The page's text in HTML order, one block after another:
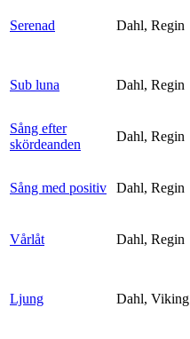
Serenad Dahl, Regin
Sub luna Dahl, Regin
Sång efter
skördeanden
Dahl, Regin
Sång med positiv Dahl, Regin
Vårlåt Dahl, Regin
Ljung Dahl, Viking